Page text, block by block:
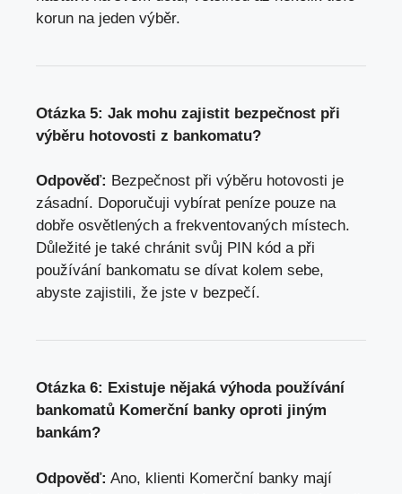
korun na jeden výběr.
Otázka 5: Jak mohu zajistit bezpečnost při
výběru hotovosti z bankomatu?
Odpověď: Bezpečnost při výběru hotovosti je
zásadní. Doporučuji vybírat peníze pouze na
dobře osvětlených a frekventovaných místech.
Důležité je také chránit svůj PIN kód a při
používání bankomatu se dívat kolem sebe,
abyste zajistili, že jste v bezpečí.
Otázka 6: Existuje nějaká výhoda používání
bankomatů Komerční banky oproti jiným
bankám?
Odpověď: Ano, klienti Komerční banky mají